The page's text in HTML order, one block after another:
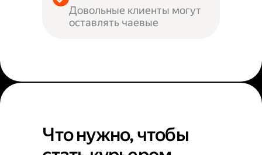
Довольные клиенты могут
оставлять чаевые
Что нужно, чтобы